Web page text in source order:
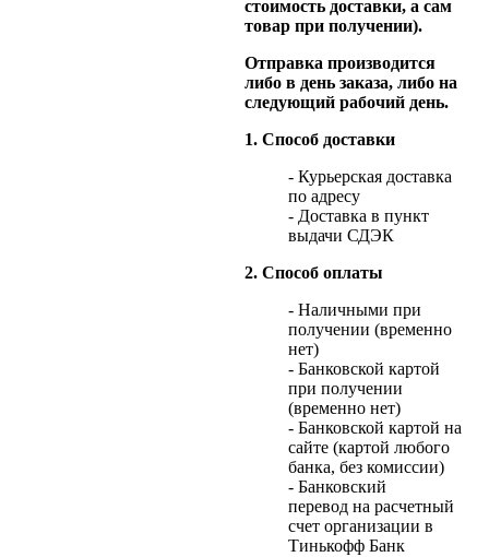
стоимость доставки, а сам
товар при получении).
Отправка производится
либо в день заказа, либо на
следующий рабочий день.
1. Способ доставки
- Курьерская доставка
по адресу
- Доставка в пункт
выдачи СДЭК
2. Способ оплаты
- Наличными при
получении (временно
нет)
- Банковской картой
при получении
(временно нет)
- Банковской картой на
сайте (картой любого
банка, без комиссии)
- Банковский
перевод на расчетный
счет организации в
Тинькофф Банк